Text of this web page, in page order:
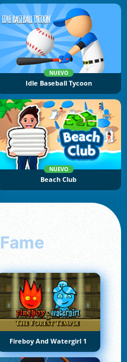
NUEVO
Idle Baseball Tycoon
NUEVO
Beach Club
Fame
Fireboy And Watergirl 1